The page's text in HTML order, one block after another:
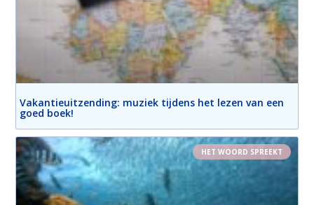
Vakantieuitzending: muziek tijdens het lezen van een
goed boek!
HET WOORD SPREEKT